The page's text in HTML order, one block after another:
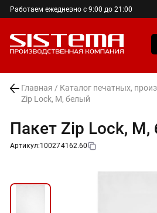
Работаем ежедневно с 9:00 до 21:00
Главная / Каталог печатных,
Zip Lock, M, белый
Пакет Zip Lock,
Артикул:100274162.60